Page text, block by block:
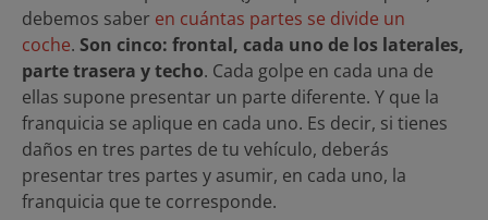
debemos saber en cuántas partes se divide un
coche. Son cinco: frontal, cada uno de los laterales,
parte trasera y techo. Cada golpe en cada una de
ellas supone presentar un parte diferente. Y que la
franquicia se aplique en cada uno. Es decir, si tienes
daños en tres partes de tu vehículo, deberás
presentar tres partes y asumir, en cada uno, la
franquicia que te corresponde.